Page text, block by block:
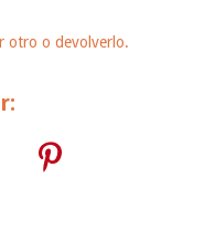
otro o devolverlo.